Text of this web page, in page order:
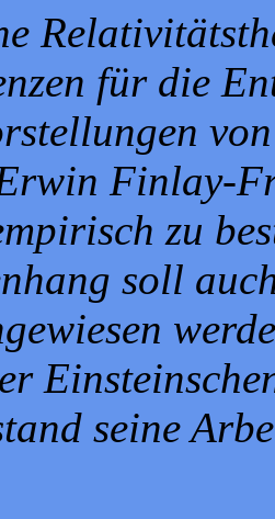
für die
Finlay-
zu
soll
seine